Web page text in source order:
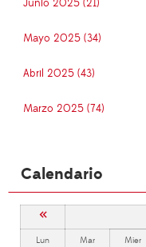
Junio 2025 (21)
Mayo 2025 (34)
Abril 2025 (43)
Marzo 2025 (74)
Calendario
«
Lun Mar Mier